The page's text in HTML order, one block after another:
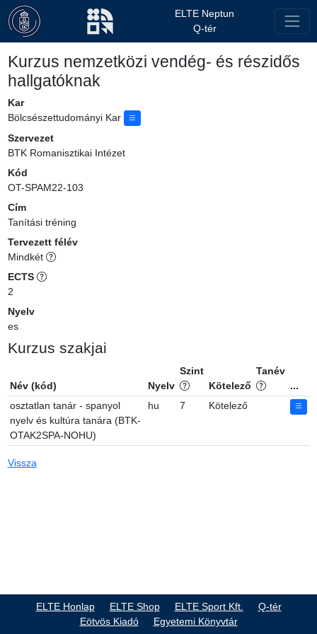
ELTE Neptun
Q-tér
Kurzus nemzetközi vendég- és részidős
hallgatóknak
Kar
Bölcsészettudományi Kar
Szervezet
BTK Romanisztikai Intézet
Kód
OT-SPAM22-103
Cím
Tanítási tréning
Tervezett félév
Mindkét
ECTS
2
Nyelv
es
Kurzus szakjai
Név (kód) Nyelv
Szint
Kötelező
Tanév
...
osztatlan tanár - spanyol
nyelv és kultúra tanára (BTK-
OTAK2SPA-NOHU)
hu 7 Kötelező
Vissza
ELTE Honlap ELTE Shop ELTE Sport Kft.
Q-tér
Eötvös Kiadó
Egyetemi Könyvtár